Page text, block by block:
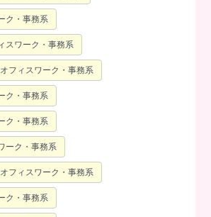
ク・事務系
スワーク・事務系
フィスワーク・事務系
ク・事務系
ク・事務系
ーク・事務系
フィスワーク・事務系
ク・事務系